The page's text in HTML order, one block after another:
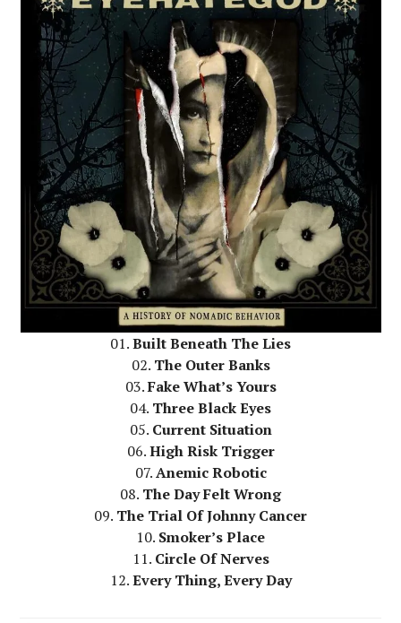
01.Built Beneath The Lies
02. The Outer Banks
03.Fake What’s Yours
04. Three Black Eyes
05. Current Situation
06.High Risk Trigger
07.Anemic Robotic
08. The Day Felt Wrong
09. The Trial Of Johnny Cancer
10. Smoker’s Place
11. Circle Of Nerves
12.Every Thing, Every Day